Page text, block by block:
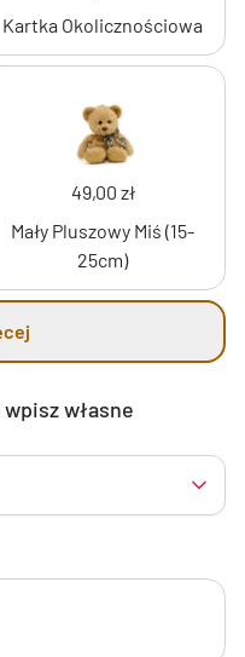
Kartka Okolicznościowa
49,00 zł
Mały Pluszowy Miś (15-
25cm)
własne